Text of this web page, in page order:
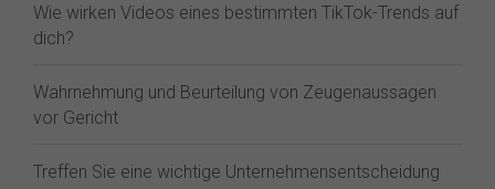
Wie wirken Videos eines bestimmten TikTok-Trends auf
dich?
Wahrnehmung und Beurteilung von Zeugenaussagen
vor Gericht
Treffen Sie eine wichtige Unternehmensentscheidung